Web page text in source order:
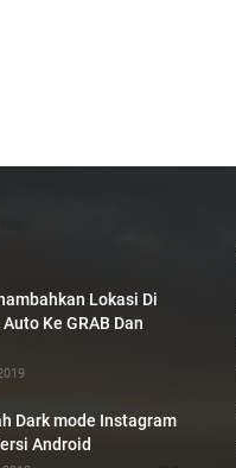
Lokasi Di
Auto Ke GRAB Dan
Dark mode Instagram
Android